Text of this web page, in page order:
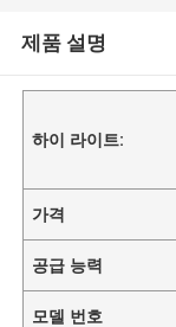
제품 설명
하이 라이트:
가격
공급 능력
모델 번호